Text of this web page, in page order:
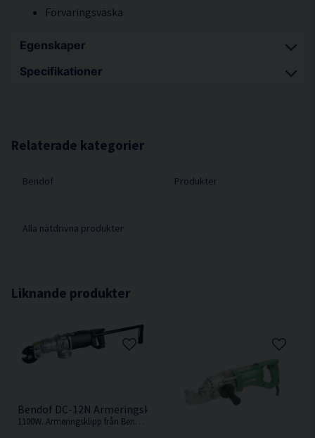
Förvaringsväska
Egenskaper
Bultsaxhuvud för smidigare klippning
Extra returventil för säkrare klippning
Vändbara skär tre sidor.
Specifikationer
Klipphastighet ca. 3 sek
Dimension (L x B x H) 525 x 130 x 140 mm
Relaterade kategorier
Bendof Produkter
Alla nätdrivna produkter
Liknande produkter
Bendof DC-12N Armeringsklipp (1100W)
1100W. Armeringsklipp från Bendof med ett bultsaxhuvud för smidigare klippning.